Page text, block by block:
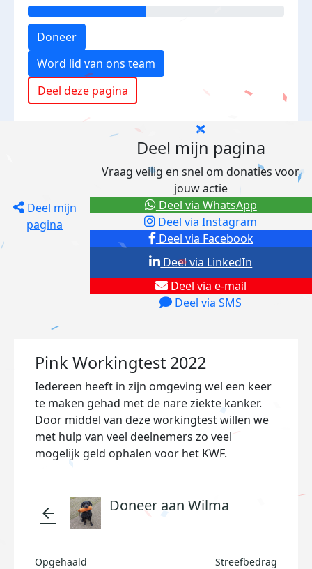
Doneer
Word lid van ons team
Deel deze pagina
Deel mijn
pagina
Deel mijn pagina
Vraag veilig en snel om donaties voor
jouw actie
Deel via Facebook
Deel via Instagram
Deel via e-mail
Deel via SMS
Deel via LinkedIn
Deel via WhatsApp
Pink Workingtest 2022
Iedereen heeft in zijn omgeving wel een keer
te maken gehad met de nare ziekte kanker.
Door middel van deze workingtest willen we
met hulp van veel deelnemers zo veel
mogelijk geld ophalen voor het KWF.
arrow_back Doneer aan Wilma
Opgehaald Streefbedrag